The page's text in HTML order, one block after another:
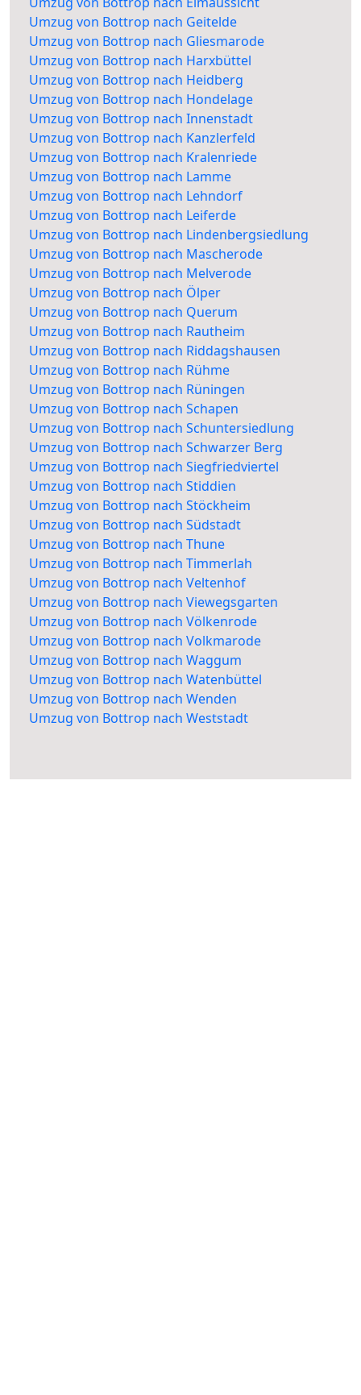
Umzug von Bottrop nach Geitelde
Umzug von Bottrop nach Gliesmarode
Umzug von Bottrop nach Harxbüttel
Umzug von Bottrop nach Heidberg
Umzug von Bottrop nach Hondelage
Umzug von Bottrop nach Innenstadt
Umzug von Bottrop nach Kanzlerfeld
Umzug von Bottrop nach Kralenriede
Umzug von Bottrop nach Lamme
Umzug von Bottrop nach Lehndorf
Umzug von Bottrop nach Leiferde
Umzug von Bottrop nach Lindenbergsiedlung
Umzug von Bottrop nach Mascherode
Umzug von Bottrop nach Melverode
Umzug von Bottrop nach Ölper
Umzug von Bottrop nach Querum
Umzug von Bottrop nach Rautheim
Umzug von Bottrop nach Riddagshausen
Umzug von Bottrop nach Rühme
Umzug von Bottrop nach Rüningen
Umzug von Bottrop nach Schapen
Umzug von Bottrop nach Schuntersiedlung
Umzug von Bottrop nach Schwarzer Berg
Umzug von Bottrop nach Siegfriedviertel
Umzug von Bottrop nach Stiddien
Umzug von Bottrop nach Stöckheim
Umzug von Bottrop nach Südstadt
Umzug von Bottrop nach Thune
Umzug von Bottrop nach Timmerlah
Umzug von Bottrop nach Veltenhof
Umzug von Bottrop nach Viewegsgarten
Umzug von Bottrop nach Völkenrode
Umzug von Bottrop nach Volkmarode
Umzug von Bottrop nach Waggum
Umzug von Bottrop nach Watenbüttel
Umzug von Bottrop nach Wenden
Umzug von Bottrop nach Weststadt